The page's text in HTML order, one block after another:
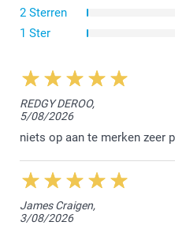
zijn.
Let op! Als een foto is
is de kwaliteit niet goed
afdruk te garanderen: je
betere of je kan
2 Sterren
1 Ster
REDGY DEROO,
5/08/2026
niets op aan te merken zeer
James Craigen,
3/08/2026